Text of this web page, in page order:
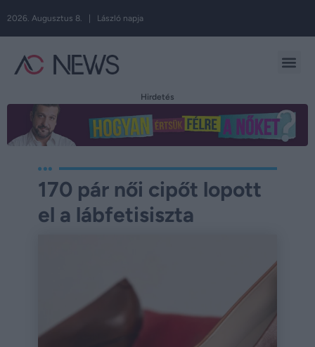
2026. Augusztus 8. | László napja
Hirdetés
170 pár női cipőt lopott
el a lábfetisiszta